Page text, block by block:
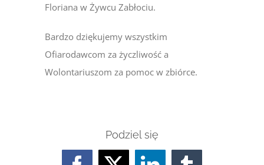
Floriana w Żywcu Zabłociu.
Bardzo dziękujemy wszystkim
Ofiarodawcom za życzliwość a
Wolontariuszom za pomoc w zbiórce.
Podziel się